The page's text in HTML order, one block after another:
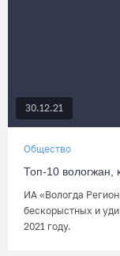
30.12.21
Общество
Топ-10 вологжан,
ИА «Вологда
бескорыстных и
2021 году.